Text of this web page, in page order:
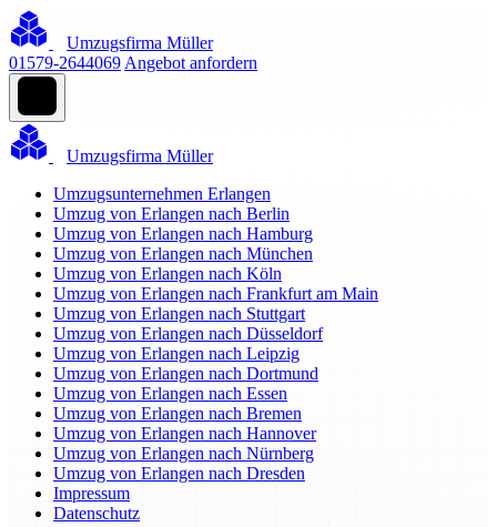
Umzugsfirma Müller
01579-2644069 Angebot anfordern
Umzugsfirma Müller
Umzugsunternehmen Erlangen
Umzug von Erlangen nach Berlin
Umzug von Erlangen nach Hamburg
Umzug von Erlangen nach München
Umzug von Erlangen nach Köln
Umzug von Erlangen nach Frankfurt am Main
Umzug von Erlangen nach Stuttgart
Umzug von Erlangen nach Düsseldorf
Umzug von Erlangen nach Leipzig
Umzug von Erlangen nach Dortmund
Umzug von Erlangen nach Essen
Umzug von Erlangen nach Bremen
Umzug von Erlangen nach Hannover
Umzug von Erlangen nach Nürnberg
Umzug von Erlangen nach Dresden
Impressum
Datenschutz